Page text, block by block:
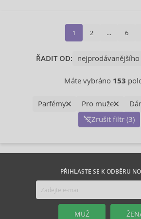
1 2 … 6
ŘADIT OD:
Máte vybráno 153
Parfémy Pro muže
Zrušit filtr (3)
PŘIHLASTE SE K ODBĚRU
MUŽ